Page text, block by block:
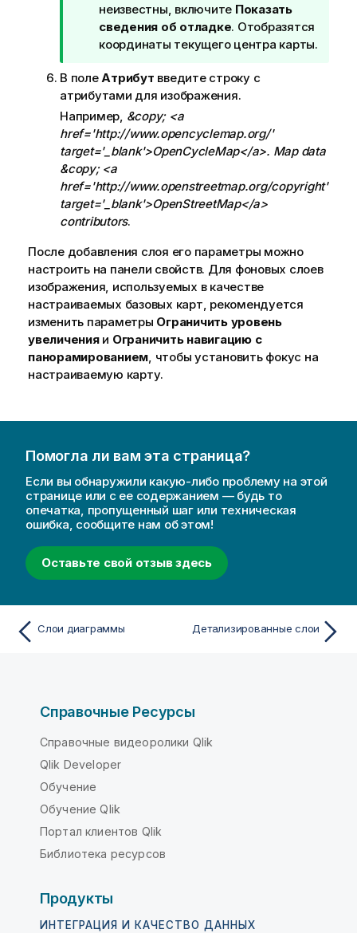
и
м
е
а
н
и
е
к
п
о
д
с
а
з
к
е
неизвестны, включите Показать
сведения об отладке. Отобразятся
координаты текущего центра карты.
В поле Атрибут введите строку с
атрибутами для изображения.
Например, &copy; <a
href='http://www.opencyclemap.org/'
target='_blank'>OpenCycleMap</a>. Map data
&copy; <a
href='http://www.openstreetmap.org/copyright'
target='_blank'>OpenStreetMap</a>
contributors.
После добавления слоя его параметры можно
настроить на панели свойств. Для фоновых слоев
изображения, используемых в качестве
настраиваемых базовых карт, рекомендуется
изменить параметры Ограничить уровень
увеличенияи Ограничить навигацию с
панорамированием , чтобы установить фокус на
настраиваемую карту.
Помогла ли вам эта страница?
Если вы обнаружили какую-либо проблему на этой
странице или с ее содержанием — будь то
опечатка, пропущенный шаг или техническая
ошибка, сообщите нам об этом!
Оставьте свой отзыв здесь
Слои диаграммы Детализированные слои
Справочные Ресурсы
Справочные видеоролики Qlik
Qlik Developer
Обучение
Обучение Qlik
Портал клиентов Qlik
Библиотека ресурсов
Продукты
ИНТЕГРАЦИЯ И КАЧЕСТВО ДАННЫХ